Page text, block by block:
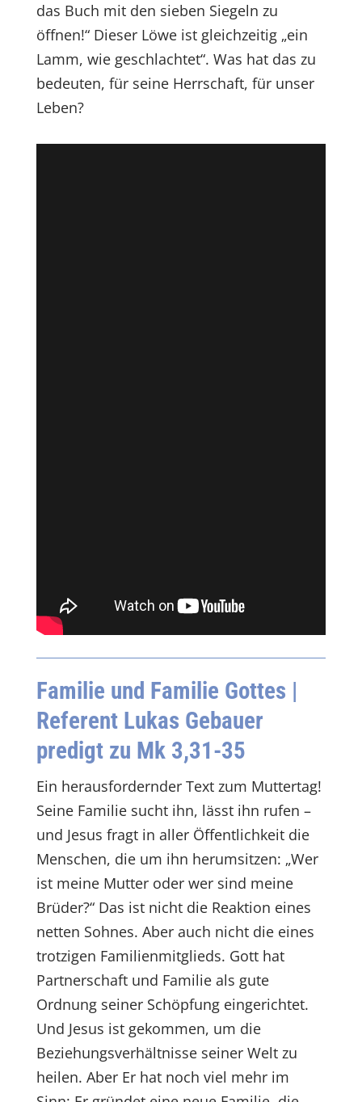
das Buch mit den sieben Siegeln zu
öffnen!“ Dieser Löwe ist gleichzeitig „ein
Lamm, wie geschlachtet“. Was hat das zu
bedeuten, für seine Herrschaft, für unser
Leben?
Familie und Familie Gottes |
Referent Lukas Gebauer
predigt zu Mk 3,31-35
Ein herausfordernder Text zum Muttertag!
Seine Familie sucht ihn, lässt ihn rufen –
und Jesus fragt in aller Öffentlichkeit die
Menschen, die um ihn herumsitzen: „Wer
ist meine Mutter oder wer sind meine
Brüder?“ Das ist nicht die Reaktion eines
netten Sohnes. Aber auch nicht die eines
trotzigen Familienmitglieds. Gott hat
Partnerschaft und Familie als gute
Ordnung seiner Schöpfung eingerichtet.
Und Jesus ist gekommen, um die
Beziehungsverhältnisse seiner Welt zu
heilen. Aber Er hat noch viel mehr im